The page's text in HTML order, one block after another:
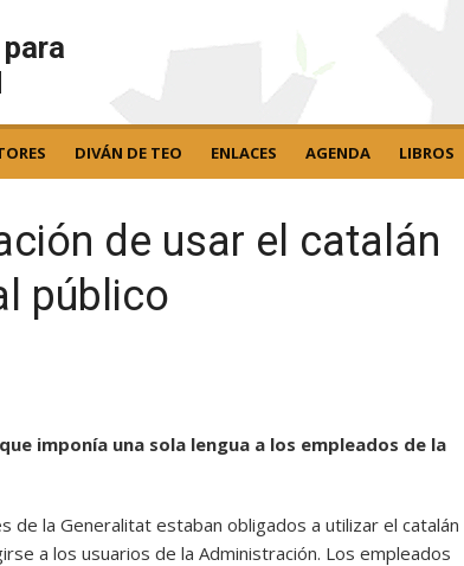
DIVÁN DE TEO ENLACES AGENDA LIBROS
de usar el catalán
público
imponía una sola lengua a los empleados de la
de la Generalitat estaban obligados a utilizar el catalán
a los usuarios de la Administración. Los empleados